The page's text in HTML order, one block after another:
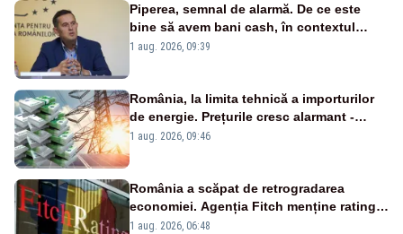
Piperea, semnal de alarmă. De ce este
bine să avem bani cash, în contextul
alertei energetice?
1 aug. 2026, 09:39
România, la limita tehnică a importurilor
de energie. Prețurile cresc alarmant -
Analiză Realitatea Plus
1 aug. 2026, 09:46
România a scăpat de retrogradarea
economiei. Agenția Fitch menține ratingul
„BBB-” cu perspectivă negativă
1 aug. 2026, 06:48